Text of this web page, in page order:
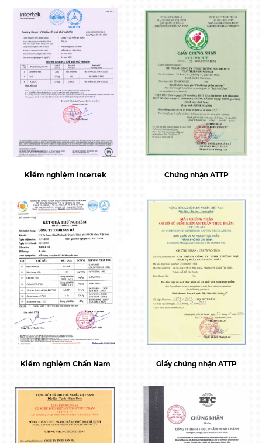
Kiểm nghiệm Intertek Chứng nhận ATTP
Kiểm nghiệm Chấn Nam Giấy chứng nhận ATTP